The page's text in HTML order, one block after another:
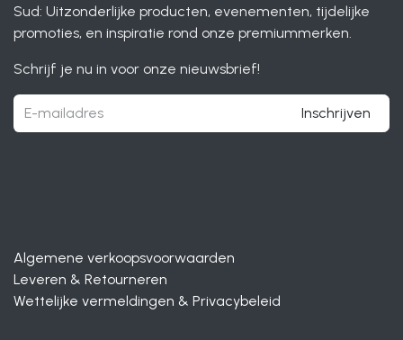
Sud: Uitzonderlijke producten, evenementen, tijdelijke
promoties, en inspiratie rond onze premiummerken.
Schrijf je nu in voor onze nieuwsbrief!
Inschrijven
Algemene verkoopsvoorwaarden
Leveren & Retourneren
Wettelijke vermeldingen & Privacybeleid